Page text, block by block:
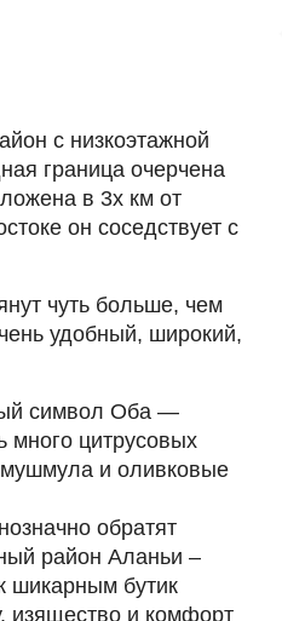
с низкоэтажной
граница очерчена
в 3х км от
он соседствует с
чуть больше, чем
удобный, широкий,
символ Оба —
много цитрусовых
мушмула и оливковые
обратят
район Аланьи –
шикарным бутик
изящество и комфорт